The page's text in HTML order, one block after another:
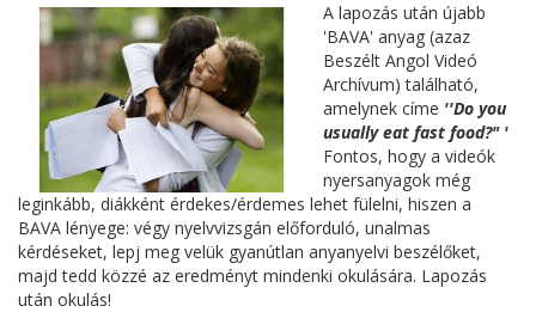
A lapozás után újabb
'BAVA' anyag (azaz
Beszélt Angol Videó
Archívum) található,
amelynek címe ''Do you
usually eat fast food?" '
Fontos, hogy a videók
nyersanyagok még
leginkább, diákként érdekes/érdemes lehet fülelni, hiszen a
BAVA lényege: végy nyelvvizsgán előforduló, unalmas
kérdéseket, lepj meg velük gyanútlan anyanyelvi beszélőket,
majd tedd közzé az eredményt mindenki okulására. Lapozás
után okulás!